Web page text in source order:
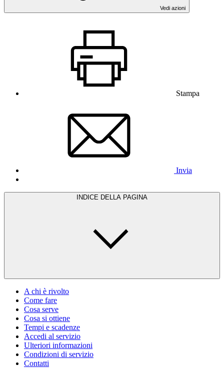
Vedi azioni
Stampa
Invia
INDICE DELLA PAGINA
A chi è rivolto
Come fare
Cosa serve
Cosa si ottiene
Tempi e scadenze
Accedi al servizio
Ulteriori informazioni
Condizioni di servizio
Contatti